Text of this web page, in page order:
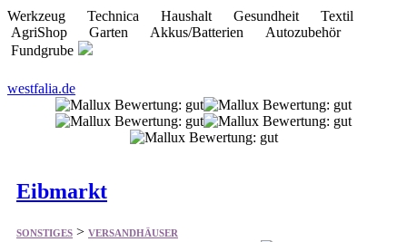
westfalia.de
SONSTIGES> VERSANDHÄUSER
Bietet vieles aus dem Bereich Versandhaus